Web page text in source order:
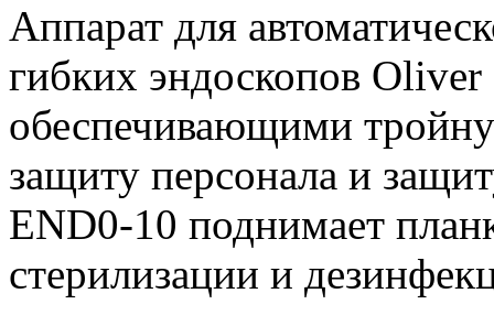
Аппарат для
гибких эндоскопов
обеспечивающими
защиту персонала и
END0-10 поднимает
стерилизации и